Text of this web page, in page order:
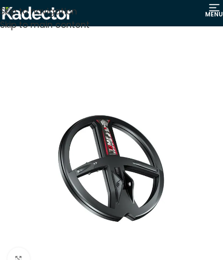
Skip to navigation
Skip to main content
MENU